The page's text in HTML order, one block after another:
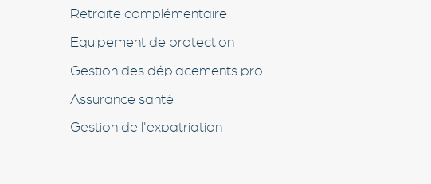
Retraite complémentaire
Equipement de protection
Gestion des déplacements pro
Assurance santé
Gestion de l'expatriation